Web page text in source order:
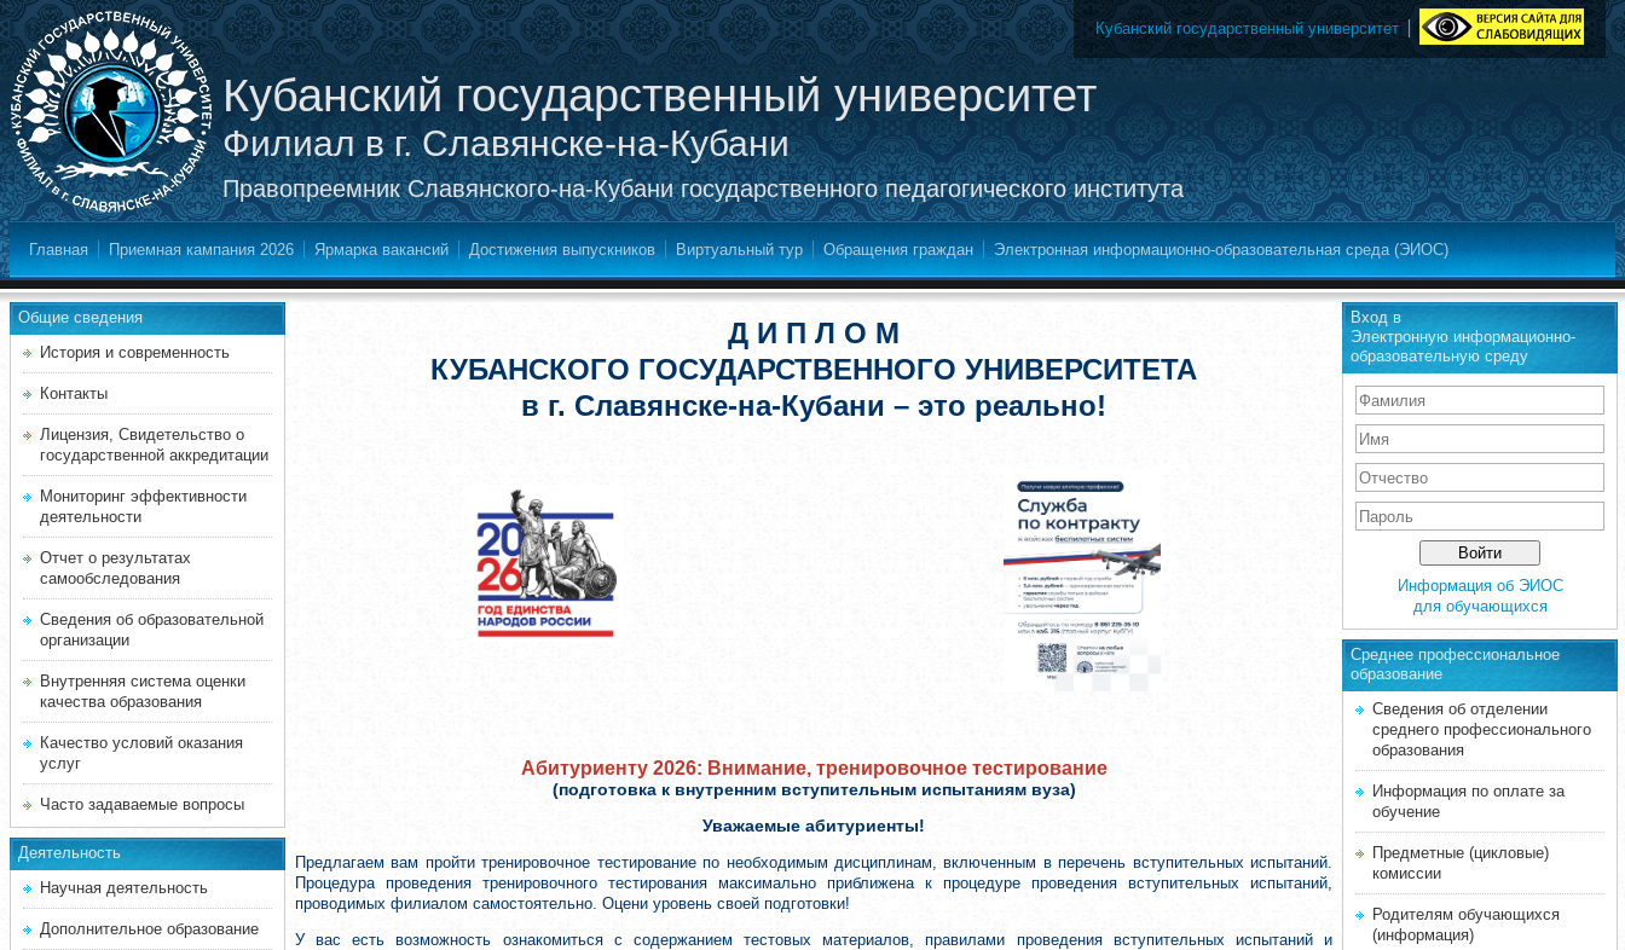
Кубанский государственный университет
Филиал в г. Славянске-на-Кубани
Правопреемник Славянского-на-Кубани государственного педагогического института
Кубанский государственный университет
Главная Приемная кампания 2026 Ярмарка вакансий Достижения выпускников Виртуальный тур Обращения граждан Электронная информационно-образовательная среда (ЭИОС)
Общие сведения
История и современность
Контакты
Лицензия, Свидетельство о
государственной аккредитации
Мониторинг эффективности
деятельности
Отчет о результатах
самообследования
Сведения об образовательной
организации
Внутренняя система оценки
качества образования
Качество условий оказания
услуг
Часто задаваемые вопросы
Деятельность
Научная деятельность
Дополнительное образование
Д И П Л О М
КУБАНСКОГО ГОСУДАРСТВЕННОГО УНИВЕРСИТЕТА
в г. Славянске-на-Кубани – это реально!
Абитуриенту 2026: Внимание, тренировочное тестирование
(подготовка к внутренним вступительным испытаниям вуза)
Уважаемые абитуриенты!
Предлагаем вам пройти тренировочное тестирование по необходимым дисциплинам, включенным в перечень вступительных испытаний.
Процедура проведения тренировочного тестирования максимально приближена к процедуре проведения вступительных испытаний,
проводимых филиалом самостоятельно. Оцени уровень своей подготовки!
У вас есть возможность ознакомиться с содержанием тестовых материалов, правилами проведения вступительных испытаний и
Вход в
Электронную информационно-
образовательную среду
Информация об ЭИОС
для обучающихся
Среднее професcиональное
образование
Сведения об отделении
среднего профессионального
образования
Информация по оплате за
обучение
Предметные (цикловые)
комиссии
Родителям обучающихся
(информация)